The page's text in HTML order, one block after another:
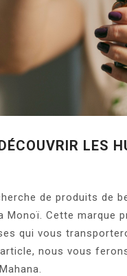
LES
de produits de
Monoï. Cette marque
qui vous
nous vous